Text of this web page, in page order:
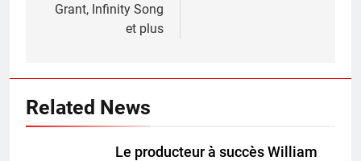
Grant, Infinity Song
et plus
Related News
Le producteur à succès William